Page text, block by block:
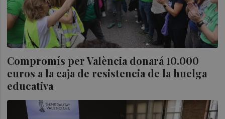
Compromís per València donará 10.000
euros a la caja de resistencia de la huelga
educativa